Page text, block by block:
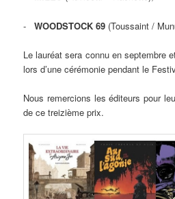
-WOODSTOCK 69 (Toussaint /
Le lauréat sera connu en septembre
lors d’une cérémonie pendant le
Nous remercions les éditeurs pour
de ce treizième prix.